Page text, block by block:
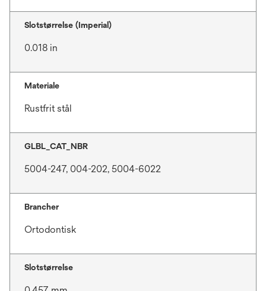
Slotstørrelse (Imperial)
0.018 in
Materiale
Rustfrit stål
GLBL_CAT_NBR
5004-247, 004-202, 5004-6022
Brancher
Ortodontisk
Slotstørrelse